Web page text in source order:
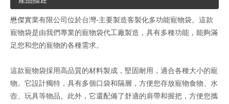
懋傑實業有限公司位於台灣-主要製造客製化多功能寵物袋。這款
寵物袋是由我們專業的寵物袋代工廠製造，具有多種功能，能夠滿
足您和您的寵物的各種需求。
這款寵物袋採用高品質的材料製成，堅固耐用，適合各種大小的寵
物。它設計獨特，具有多個口袋和隔層，方便您存放寵物食物、水
壺、玩具等物品。此外，它還配備了舒適的肩帶和握把，方便您攜